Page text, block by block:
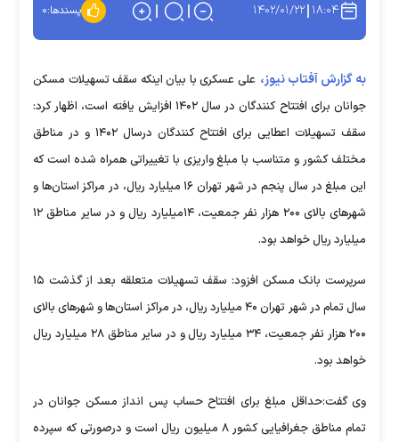
۱۸:۰۴ ۱۴۰۲/۰۱/۲۲ پسندها:۰
به گزارش آفتاب نیوز، علی عسکری با بیان اینکه سقف تسهیلات مسکن
جوانان برای افتتاح کنندگان در سال ۱۴۰۲ افزایش یافته است، اظهار کرد:
سقف تسهیلات اعطایی برای افتتاح کنندگان درسال ۱۴۰۲ و در مناطق
مختلف کشور و متناسب با مبلغ واریزی با تغییراتی همراه شده است که
این مبلغ در سال پنجم در شهر تهران ۱۶ میلیارد ریال، در مراکز استان‌ها و
شهرهای بالای ۲۰۰ هزار نفر جمعیت، ۱۴میلیارد ریال و در سایر مناطق ۱۲
میلیارد ریال خواهد بود.
سرپرست بانک مسکن افزود: سقف تسهیلات متعلقه بعد از گذشت ۱۵
سال تمام در شهر تهران ۴۰ میلیارد ریال، در مراکز استان‌ها و شهرهای بالای
۲۰۰ هزار نفر جمعیت، ۳۴ میلیارد ریال و در سایر مناطق ۲۸ میلیارد ریال
خواهد بود.
وی گفت:حداقل مبلغ برای افتتاح حساب پس انداز مسکن جوانان در
تمام مناطق جغرافیایی کشور ۸ میلیون ریال است و درصورتی که سپرده